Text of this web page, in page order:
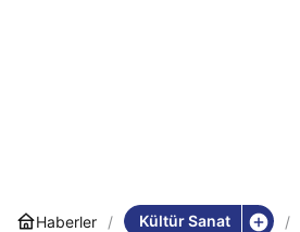
Haberler Kültür Sanat